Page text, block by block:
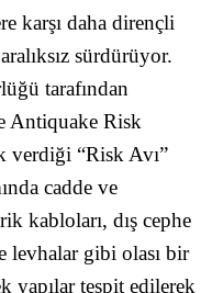
karşı daha dirençli
sürdürüyor.
tarafından
Antiquake Risk
verdiği “Risk Avı”
cadde ve
kabloları, dış cephe
levhalar gibi olası bir
yapılar tespit edilerek